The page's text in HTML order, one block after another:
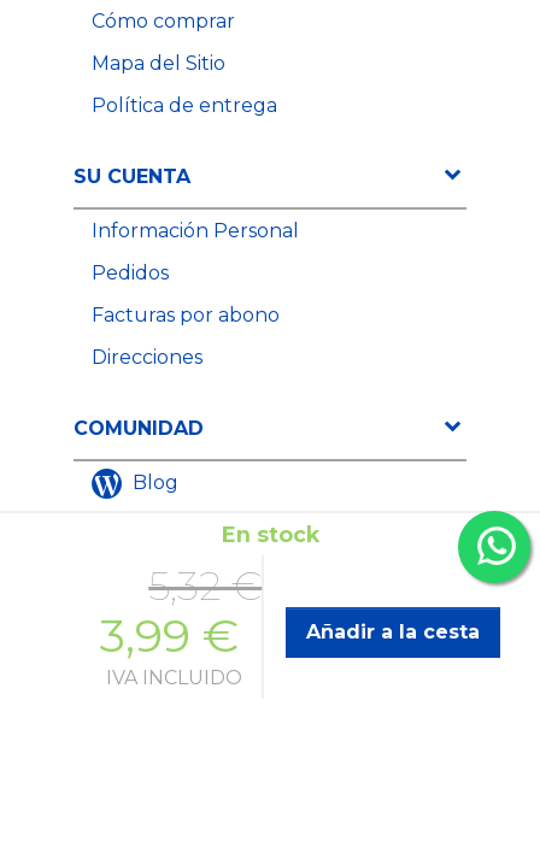
En stock
5,32 €
3,99 €
IVA INCLUIDO
Añadir a la cesta
Cómo comprar
Mapa del Sitio
Política de entrega
SU CUENTA
Información Personal
Pedidos
Facturas por abono
Direcciones
COMUNIDAD
Blog
Instagram
YouTube
LinkedIn